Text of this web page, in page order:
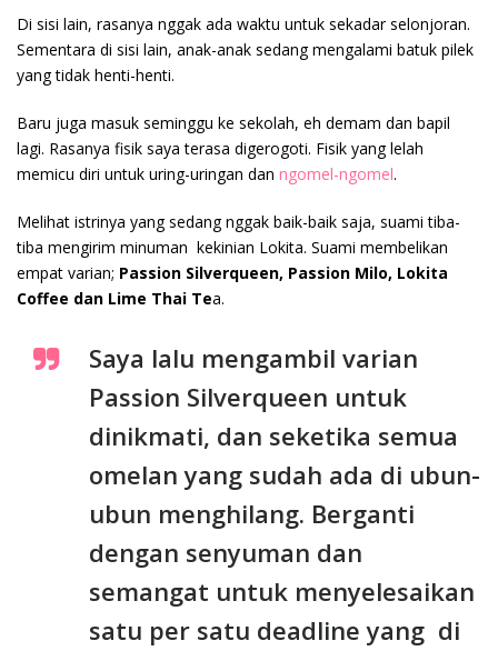
Di sisi lain, rasanya nggak ada waktu untuk sekadar selonjoran.
Sementara di sisi lain, anak-anak sedang mengalami batuk pilek
yang tidak henti-henti.
Baru juga masuk seminggu ke sekolah, eh demam dan bapil
lagi. Rasanya fisik saya terasa digerogoti. Fisik yang lelah
memicu diri untuk uring-uringan dan ngomel-ngomel.
Melihat istrinya yang sedang nggak baik-baik saja, suami tiba-
tiba mengirim minuman kekinian Lokita. Suami membelikan
empat varian; Passion Silverqueen, Passion Milo, Lokita
Coffee dan Lime Thai Tea.
Saya lalu mengambil varian
Passion Silverqueen untuk
dinikmati, dan seketika semua
omelan yang sudah ada di ubun-
ubun menghilang. Berganti
dengan senyuman dan
semangat untuk menyelesaikan
satu per satu deadline yang di